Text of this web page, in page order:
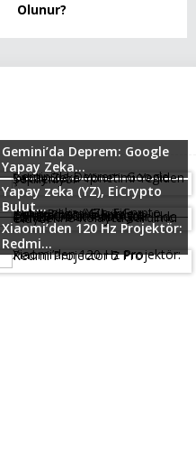
Olunur?
Gemini’da Deprem: Google
Yapay Zeka...
Yapay zeka (YZ), EiCrypto
Bulut...
Xiaomi’den 120 Hz Projektör:
Redmi...